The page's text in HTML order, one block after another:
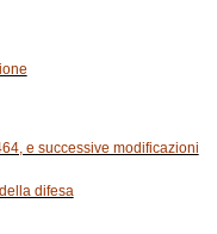
e successive modificazioni
difesa